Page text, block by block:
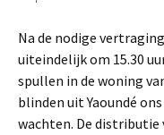
Na de nodige
uiteindelijk om 15.30
spullen in de woning
blinden uit Yaoundé
wachten. De distributie